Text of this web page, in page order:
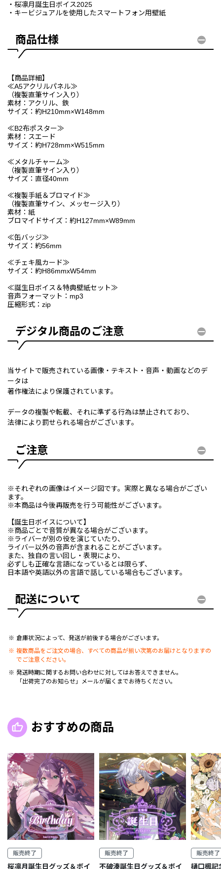
・桜凛月誕生日ボイス2025
・キービジュアルを使用したスマートフォン用壁紙
商品仕様
【商品詳細】
≪A5アクリルパネル≫
（複製直筆サイン入り）
素材：アクリル、鉄
サイズ：約H210mm×W148mm
≪B2布ポスター≫
素材：スエード
サイズ：約H728mm×W515mm
≪メタルチャーム≫
（複製直筆サイン入り）
サイズ：直径40mm
≪複製手紙＆ブロマイド≫
（複製直筆サイン、メッセージ入り）
素材：紙
ブロマイドサイズ：約H127mm×W89mm
≪缶バッジ≫
サイズ：約56mm
≪チェキ風カード≫
サイズ：約H86mmxW54mm
≪誕生日ボイス＆特典壁紙セット≫
音声フォーマット：mp3
圧縮形式：zip
デジタル商品のご注意
当サイトで販売されている画像・テキスト・音声・動画などのデ
ータは
著作権法により保護されています。
データの複製や転載、それに準ずる行為は禁止されており、
法律により罰せられる場合がございます。
ご注意
※それぞれの画像はイメージ図です。実際と異なる場合がござい
ます。
※本商品は今後再販売を行う可能性がございます。
【誕生日ボイスについて】
※商品ごとで音質が異なる場合がございます。
※ライバーが別の役を演じていたり、
ライバー以外の音声が含まれることがございます。
また、独自の言い回し・表現により、
必ずしも正確な言語になっているとは限らず、
日本語や英語以外の言語で話している場合もございます。
配送について
倉庫状況によって、発送が前後する場合がございます。
複数商品をご注文の場合、すべての商品が揃い次第のお届けとなりますの
でご注意ください。
発送時期に関するお問い合わせに対してはお答えできません。
「出荷完了のお知らせ」メールが届くまでお待ちください。
おすすめの商品
販売終了
桜凛月誕生日グッズ＆ボイ
販売終了
不破湊誕生日グッズ＆ボイ
販売終了
樋口楓記